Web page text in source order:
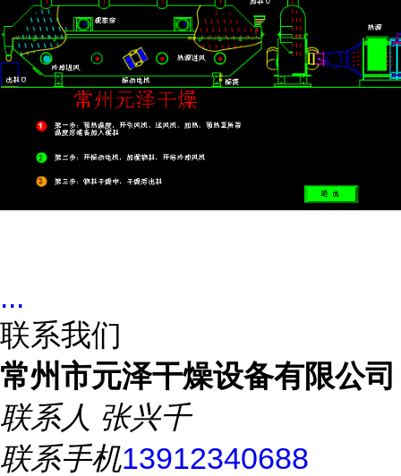
...
联系我们
常州市元泽干燥设备有限公司
联系人 张兴千
联系手机13912340688